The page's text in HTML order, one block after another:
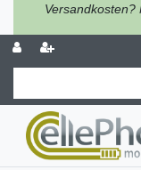
Versandkosten?